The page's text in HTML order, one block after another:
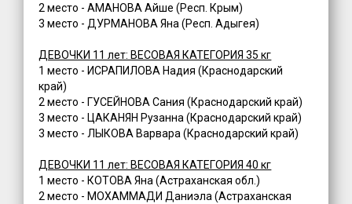
2 место - АМАНОВА Айше (Респ. Крым)
3 место - ДУРМАНОВА Яна (Респ. Адыгея)
ДЕВОЧКИ 11 лет: ВЕСОВАЯ КАТЕГОРИЯ 35 кг
1 место - ИСРАПИЛОВА Надия (Краснодарский
край)
2 место - ГУСЕЙНОВА Сания (Краснодарский край)
3 место - ЦАКАНЯН Рузанна (Краснодарский край)
3 место - ЛЫКОВА Варвара (Краснодарский край)
ДЕВОЧКИ 11 лет: ВЕСОВАЯ КАТЕГОРИЯ 40 кг
1 место - КОТОВА Яна (Астраханская обл.)
2 место - МОХАММАДИ Даниэла (Астраханская